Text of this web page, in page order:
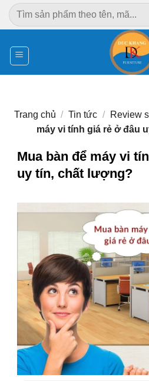
Chuyển
đến
dung
Tìm
kiếm:
Trang chủ / Tin tức / Review
máy vi tính giá rẻ ở đâu
Mua bàn để máy vi
uy tín, chất lượng?